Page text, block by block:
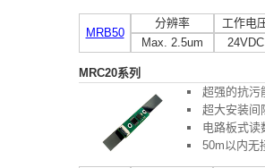
MRB50
分辨率
工作电
Max. 2.5um
24VDC
MRC20系列
超强的抗污
超大安装间
电路板式读
50m以内无